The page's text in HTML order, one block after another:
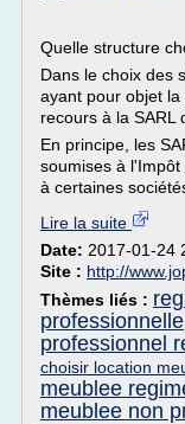
Quelle structure
Dans le choix des
ayant pour objet
recours à la SARL
En principe, les
soumises à
à certaines
Lire la suite
Date: 2017-01-24
Site : http://
Thèmes liés :
professionnelle
professionnel
choisir location
meublee
meublee non